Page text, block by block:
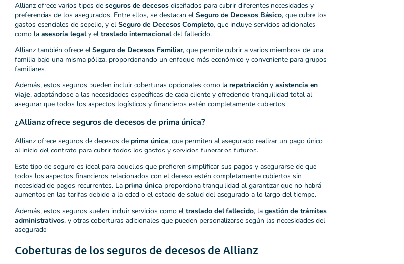
Allianz ofrece varios tipos de seguros de decesos diseñados para cubrir diferentes necesidades y
preferencias de los asegurados. Entre ellos, se destacan el Seguro de Decesos Básico, que cubre los
gastos esenciales de sepelio, y el Seguro de Decesos Completo, que incluye servicios adicionales
como la asesoría legaly el traslado internacionaldel fallecido.
Allianz también ofrece el Seguro de Decesos Familiar, que permite cubrir a varios miembros de una
familia bajo una misma póliza, proporcionando un enfoque más económico y conveniente para grupos
familiares.
Además, estos seguros pueden incluir coberturas opcionales como la repatriación y asistencia en
viaje, adaptándose a las necesidades específicas de cada cliente y ofreciendo tranquilidad total al
asegurar que todos los aspectos logísticos y financieros estén completamente cubiertos​
¿Allianz ofrece seguros de decesos de prima única?
Allianz ofrece seguros de decesos de prima única, que permiten al asegurado realizar un pago único
al inicio del contrato para cubrir todos los gastos y servicios funerarios futuros.
Este tipo de seguro es ideal para aquellos que prefieren simplificar sus pagos y asegurarse de que
todos los aspectos financieros relacionados con el deceso estén completamente cubiertos sin
necesidad de pagos recurrentes. La prima única proporciona tranquilidad al garantizar que no habrá
aumentos en las tarifas debido a la edad o el estado de salud del asegurado a lo largo del tiempo.
Además, estos seguros suelen incluir servicios como el traslado del fallecido, la gestión de trámites
administrativos, y otras coberturas adicionales que pueden personalizarse según las necesidades del
asegurado
Coberturas de los seguros de decesos de Allianz